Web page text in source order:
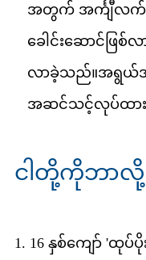
အတွက် အင်္ကျီလက်တို
ခေါင်းဆောင်ဖြစ်
လာခဲ့သည်။အရွယ်အ
အဆင်သင့်လုပ်ထား
ငါတို့ကိုဘာလို့
1. 16 နှစ်ကျော် '